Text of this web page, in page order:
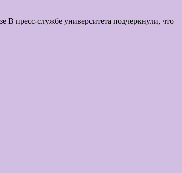
пресс-службе университета подчеркнули, что